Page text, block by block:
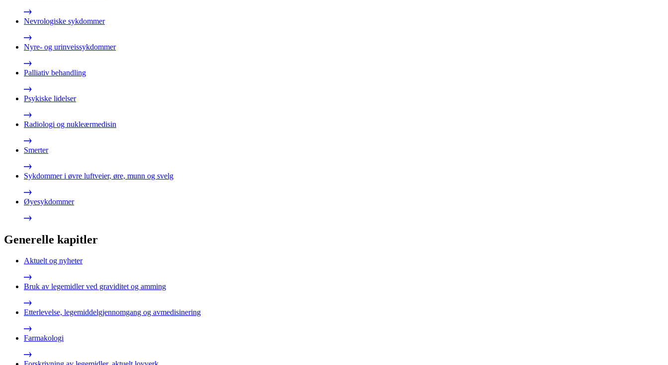
Nevrologiske sykdommer
Nyre- og urinveissykdommer
Palliativ behandling
Psykiske lidelser
Radiologi og nukleærmedisin
Smerter
Sykdommer i øvre luftveier, øre, munn og svelg
Øyesykdommer
Generelle kapitler
Aktuelt og nyheter
Bruk av legemidler ved graviditet og amming
Etterlevelse, legemiddelgjennomgang og avmedisinering
Farmakologi